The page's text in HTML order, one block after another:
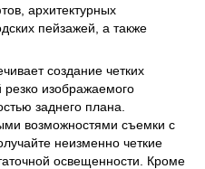
архитектурных
пейзажей, а также
создание четких
изображаемого
заднего плана.
возможностями съемки с
неизменно четкие
освещенности. Кроме